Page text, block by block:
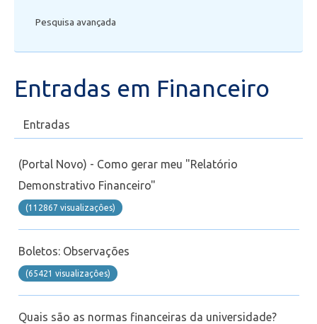
Secretaria de Administração Escolar - SAE
Wifi
EAD
Suporte
Pesquisa avançada
Entradas em Financeiro
Entradas
(Portal Novo) - Como gerar meu "Relatório
Demonstrativo Financeiro"
(112867 visualizaçôes)
Boletos: Observações
(65421 visualizaçôes)
Quais são as normas financeiras da universidade?